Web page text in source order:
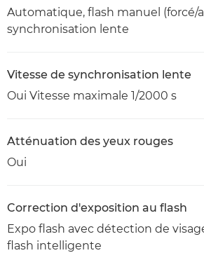
Automatique, flash manuel (forcé/
synchronisation lente
Vitesse de synchronisation lente
Oui Vitesse maximale 1/2000 s
Atténuation des yeux rouges
Oui
Correction d'exposition au flash
Expo flash avec détection de
flash intelligente